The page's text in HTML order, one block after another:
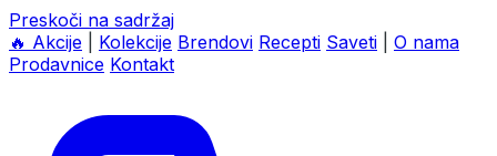
Preskoči na sadržaj
🔥 Akcije Kolekcije Brendovi Recepti Saveti
O nama
Prodavnice Kontakt